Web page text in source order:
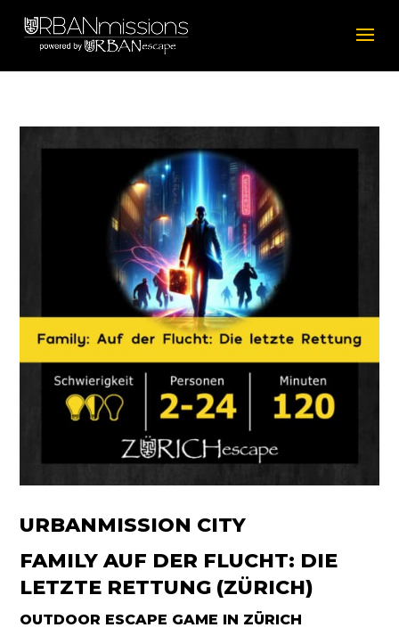
URBANMISSION CITY
FAMILY AUF DER FLUCHT: DIE
LETZTE RETTUNG (ZÜRICH)
OUTDOOR ESCAPE GAME IN ZÜRICH